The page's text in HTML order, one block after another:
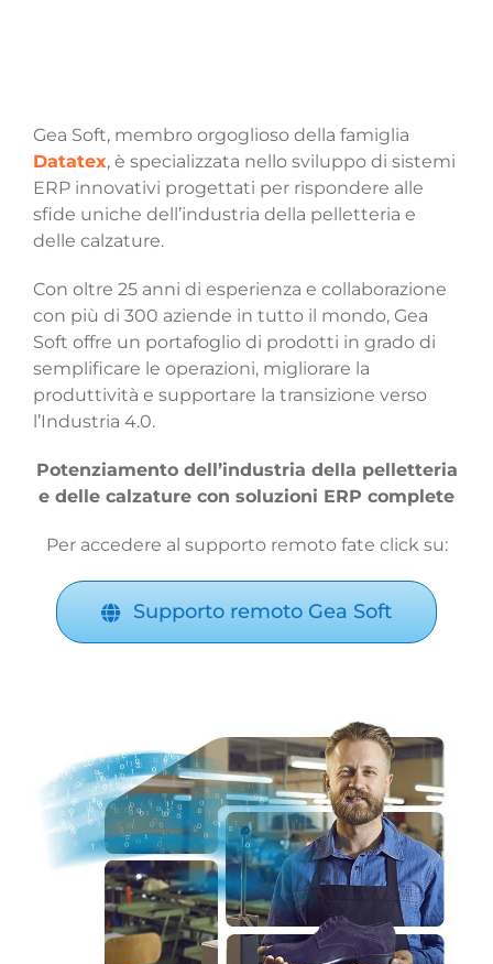
Gea Soft, membro orgoglioso della famiglia
Datatex, è specializzata nello sviluppo di sistemi
ERP innovativi progettati per rispondere alle
sfide uniche dell’industria della pelletteria e
delle calzature.
Con oltre 25 anni di esperienza e collaborazione
con più di 300 aziende in tutto il mondo, Gea
Soft offre un portafoglio di prodotti in grado di
semplificare le operazioni, migliorare la
produttività e supportare la transizione verso
l’Industria 4.0.
Potenziamento dell’industria della pelletteria
e delle calzature con soluzioni ERP complete
Per accedere al supporto remoto fate click su:
Supporto remoto Gea Soft